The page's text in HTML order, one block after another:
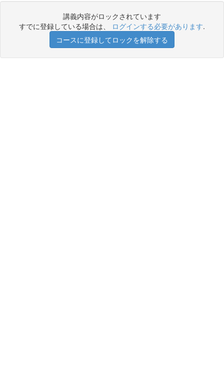
講義内容がロックされています
すでに登録している場合は、 ログインする必要があります.
コースに登録してロックを解除する